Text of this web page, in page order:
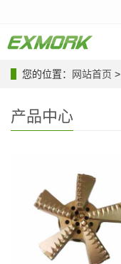
您的位置：
网站首页 >
产品中心